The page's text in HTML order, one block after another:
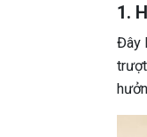
1.
Đây